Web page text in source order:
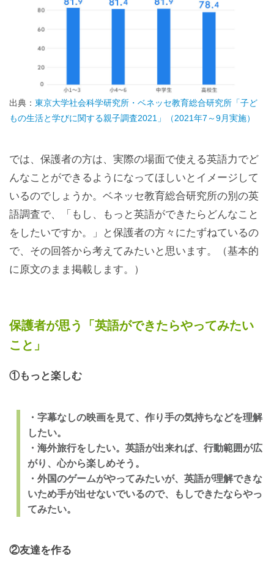
出典： 東京大学社会科学研究所・ベネッセ教育総合研究所「子ど
もの生活と学びに関する親子調査2021」（2021年7～9月実施）
では、保護者の方は、実際の場面で使える英語力でど
んなことができるようになってほしいとイメージして
いるのでしょうか。ベネッセ教育総合研究所の別の英
語調査で、「もし、もっと英語ができたらどんなこと
をしたいですか。」と保護者の方々にたずねているの
で、その回答から考えてみたいと思います。（基本的
に原文のまま掲載します。）
保護者が思う「英語ができたらやってみたい
こと」
①もっと楽しむ
・字幕なしの映画を見て、作り手の気持ちなどを理解
したい。
・海外旅行をしたい。英語が出来れば、行動範囲が広
がり、心から楽しめそう。
・外国のゲームがやってみたいが、英語が理解できな
いため手が出せないでいるので、もしできたならやっ
てみたい。
②友達を作る